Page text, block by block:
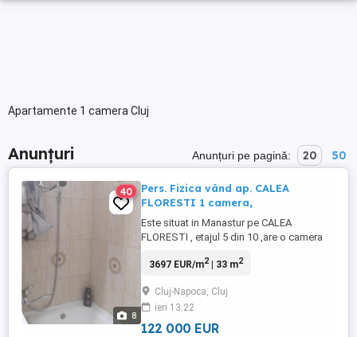
Apartamente 1 camera Cluj
Anunțuri Anunțuri pe pagină: 20 50
8
40
Pers. Fizica vând ap. CALEA
FLORESTI 1 camera,
Este situat in Manastur pe CALEA
FLORESTI , etajul 5 din 10 ,are o camera
termopan,certificat energetic B,
termopan,centrala termica,tv
cablu,interfon, este langa statia de
autobus,9 24b M26 ,zona foarte buna,se
3697 EUR/m2| 33 m2
Cluj-Napoca, Cluj
ieri 13:22
122 000 EUR